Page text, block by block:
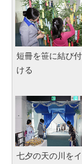
短冊を笹に結び付
ける
七夕の天の川をイ